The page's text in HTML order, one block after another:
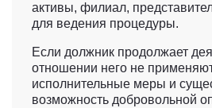
активы, филиал,
для ведения процедуры.
Если должник продолжает
отношении него не
исполнительные меры и
возможность добровольной